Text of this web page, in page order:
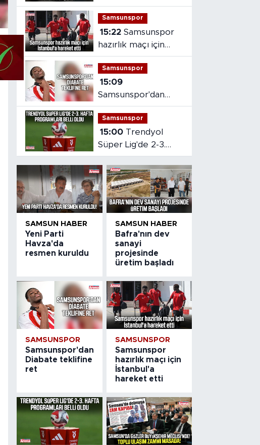
üretim başladı
Samsunspor
15:22 Samsunspor
hazırlık maçı için
İstanbul'a hareket
etti
Samsunspor
15:09
Samsunspor'dan
Diabate teklifine ret
Samsunspor
15:00
Süper Lig'de 2-3.
hafta programları
belli oldu
SAMSUN HABER
Yeni Parti
Havza'da
resmen kuruldu
SAMSUN HABER
Bafra'nın dev
sanayi
projesinde
üretim başladı
SAMSUNSPOR
Samsunspor'dan
Diabate teklifine
ret
SAMSUNSPOR
Samsunspor
hazırlık maçı için
İstanbul'a
hareket etti